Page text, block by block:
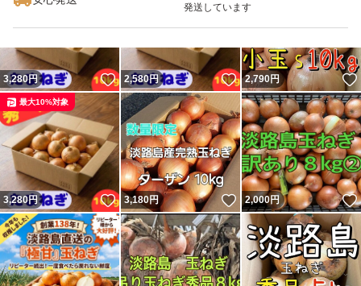
発送しています
3,280円 いいね！
2,580円 いいね！
2,790円
3,280円 いいね！
最大10%対象
3,180円 いいね！
2,000円